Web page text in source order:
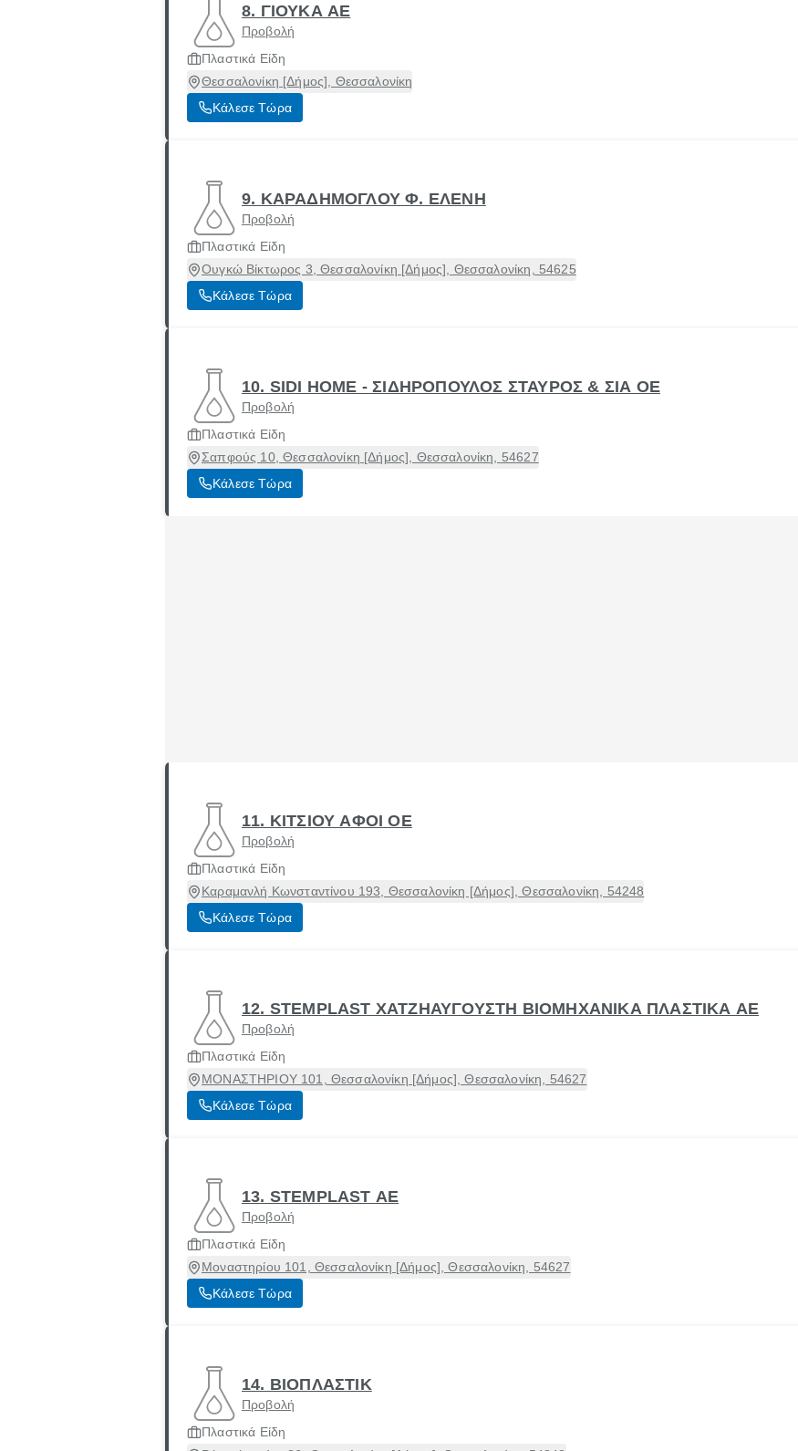
8. ΓΙΟΥΚΑ ΑΕ
Προβολή
Πλαστικά Είδη
Θεσσαλονίκη [Δήμος], Θεσσαλονίκη
Κάλεσε Τώρα
9. ΚΑΡΑΔΗΜΟΓΛΟΥ Φ. ΕΛΕΝΗ
Προβολή
Πλαστικά Είδη
Ουγκώ Βίκτωρος 3, Θεσσαλονίκη [Δήμος], Θεσσαλονίκη, 54625
Κάλεσε Τώρα
10. SIDI HOME - ΣΙΔΗΡΟΠΟΥΛΟΣ ΣΤΑΥΡΟΣ & ΣΙΑ ΟΕ
Προβολή
Πλαστικά Είδη
Σαπφούς 10, Θεσσαλονίκη [Δήμος], Θεσσαλονίκη, 54627
Κάλεσε Τώρα
11. ΚΙΤΣΙΟΥ ΑΦΟΙ ΟΕ
Προβολή
Πλαστικά Είδη
Καραμανλή Κωνσταντίνου 193, Θεσσαλονίκη [Δήμος], Θεσσαλονίκη, 54248
Κάλεσε Τώρα
12. STEMPLAST ΧΑΤΖΗΑΥΓΟΥΣΤΗ ΒΙΟΜΗΧΑΝΙΚΑ ΠΛΑΣΤΙΚΑ ΑΕ
Προβολή
Πλαστικά Είδη
ΜΟΝΑΣΤΗΡΙΟΥ 101, Θεσσαλονίκη [Δήμος], Θεσσαλονίκη, 54627
Κάλεσε Τώρα
13. STEMPLAST ΑΕ
Προβολή
Πλαστικά Είδη
Μοναστηρίου 101, Θεσσαλονίκη [Δήμος], Θεσσαλονίκη, 54627
Κάλεσε Τώρα
14. ΒΙΟΠΛΑΣΤΙΚ
Προβολή
Πλαστικά Είδη